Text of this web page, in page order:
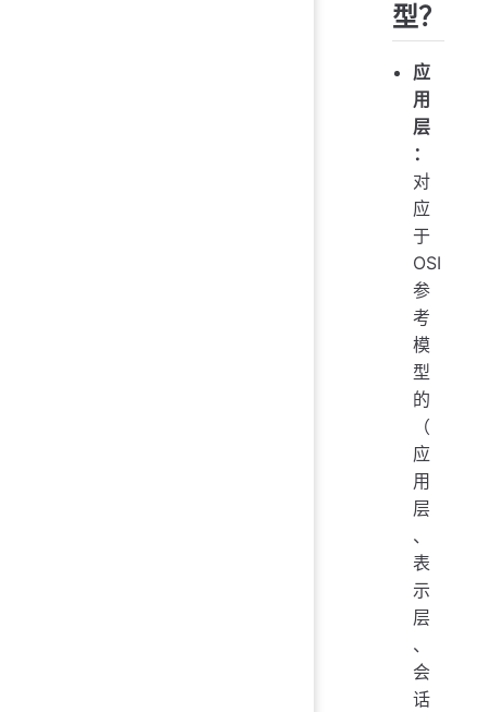
型？
应
用
层
：
对
应
于
OSI
参
考
模
型
的
（
应
用
层
、
表
示
层
、
会
话